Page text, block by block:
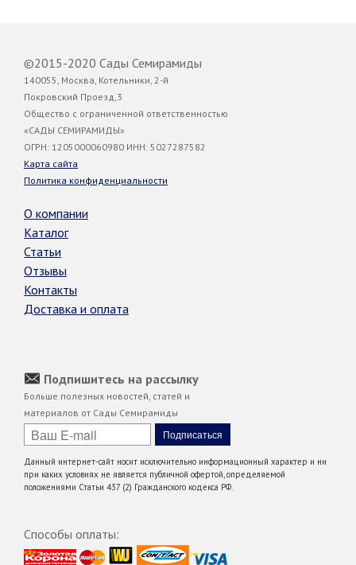
©2015-2020 Сады Семирамиды
140055, Москва, Котельники, 2-й
Покровский Проезд,3
Общество с ограниченной ответственностью
«САДЫ СЕМИРАМИДЫ»
ОГРН: 1205000060980 ИНН: 5027287582
Карта сайта
Политика конфиденциальности
О компании
Каталог
Статьи
Отзывы
Контакты
Доставка и оплата
Подпишитесь на рассылку
Больше полезных новостей, статей и
материалов от Сады Семирамиды
Данный интернет-сайт носит исключительно информационный характер и ни
при каких условиях не является публичной офертой, определяемой
положениями Статьи 437 (2) Гражданского кодекса РФ.
Способы оплаты: